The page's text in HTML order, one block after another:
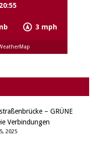
3 mph
20:55
– GRÜNE
Verbindungen
2025